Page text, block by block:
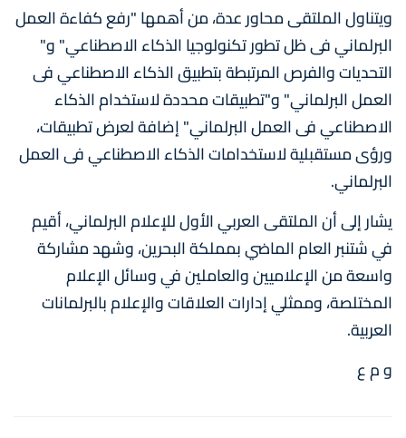
ويتناول الملتقى محاور عدة، من أهمها "رفع كفاءة العمل
البرلماني فى ظل تطور تكنولوجيا الذكاء الاصطناعي" و"
التحديات والفرص المرتبطة بتطبيق الذكاء الاصطناعي فى
العمل البرلماني" و"تطبيقات محددة لاستخدام الذكاء
الاصطناعي فى العمل البرلماني" إضافة لعرض تطبيقات،
ورؤى مستقبلية لاستخدامات الذكاء الاصطناعي فى العمل
البرلماني.
يشار إلى أن الملتقى العربي الأول للإعلام البرلماني، أقيم
في شتنبر العام الماضي بمملكة البحرين، وشهد مشاركة
واسعة من الإعلاميين والعاملين في وسائل الإعلام
المختلصة، وممثلي إدارات العلاقات والإعلام بالبرلمانات
العربية.
و م ع